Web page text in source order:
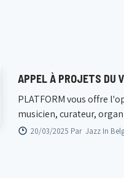
APPEL À PROJETS DU
PLATFORM vous offre
musicien, curateur,
20/03/2025 ParJazz In